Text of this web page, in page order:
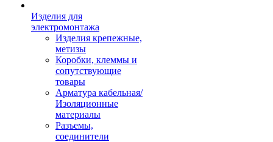
Изделия для
электромонтажа
Изделия крепежные,
метизы
Коробки, клеммы и
сопутствующие
товары
Арматура кабельная/
Изоляционные
материалы
Разъемы,
соединители